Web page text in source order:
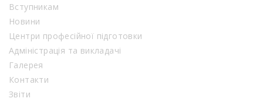
Вступникам
Новини
Центри професійної підготовки
Адміністрація та викладачі
Галерея
Контакти
Звіти